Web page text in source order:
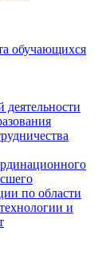
обучающихся
по области
и